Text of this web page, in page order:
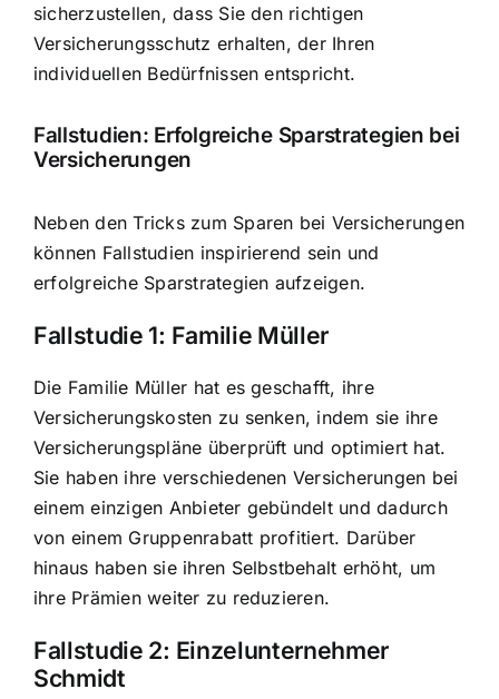
sicherzustellen, dass Sie den richtigen
Versicherungsschutz erhalten, der Ihren
individuellen Bedürfnissen entspricht.
Fallstudien: Erfolgreiche Sparstrategien bei
Versicherungen
Neben den Tricks zum Sparen bei Versicherungen
können Fallstudien inspirierend sein und
erfolgreiche Sparstrategien aufzeigen.
Fallstudie 1: Familie Müller
Die Familie Müller hat es geschafft, ihre
Versicherungskosten zu senken, indem sie ihre
Versicherungspläne überprüft und optimiert hat.
Sie haben ihre verschiedenen Versicherungen bei
einem einzigen Anbieter gebündelt und dadurch
von einem Gruppenrabatt profitiert. Darüber
hinaus haben sie ihren Selbstbehalt erhöht, um
ihre Prämien weiter zu reduzieren.
Fallstudie 2: Einzelunternehmer
Schmidt